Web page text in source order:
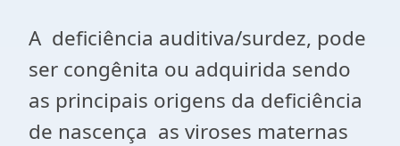
A deficiência auditiva/surdez, pode
ser congênita ou adquirida sendo
as principais origens da deficiência
de nascença as viroses maternas